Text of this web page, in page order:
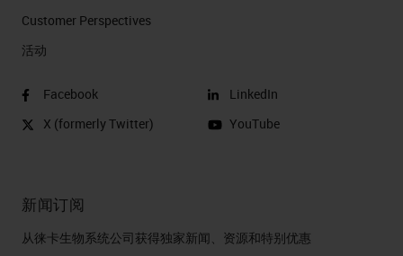
Customer Perspectives​
活动
Facebook
X (formerly Twitter)
LinkedIn
YouTube
新闻订阅
从徕卡生物系统公司获得独家新闻、资源和特别优惠